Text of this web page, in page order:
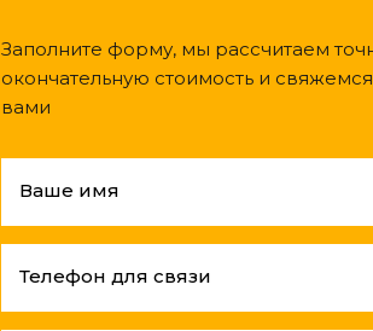
Заполните форму, мы рассчитаем
окончательную стоимость и
вами
Ваше имя
Телефон для связи